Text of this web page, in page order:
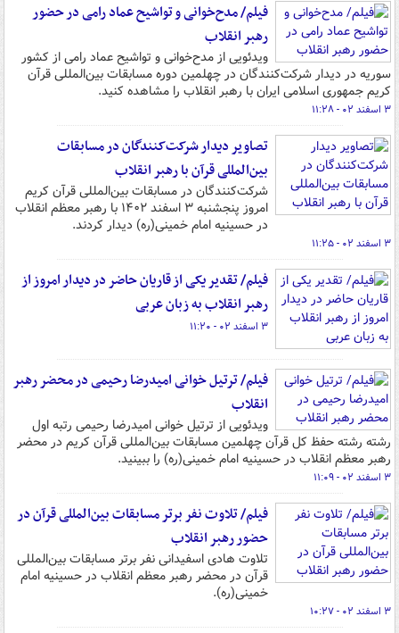
فیلم/ مدح‌خوانی و تواشیح عماد رامی در حضور
رهبر انقلاب
ویدئویی از مدح‌خوانی و تواشیح عماد رامی از کشور
سوریه در دیدار شرکت‌کنندگان در چهلمین دوره مسابقات بین‌المللی قرآن
کریم جمهوری اسلامی ایران با رهبر انقلاب را مشاهده کنید.
۳ اسفند ۰۲ - ۱۱:۲۸
تصاویر دیدار شرکت‌کنندگان در مسابقات
بین‌المللی قرآن با رهبر انقلاب
شرکت‌کنندگان در مسابقات بین‌المللی قرآن کریم
امروز پنجشنبه ۳ اسفند ۱۴۰۲ با رهبر معظم انقلاب
در حسینیه امام خمینی(ره) دیدار کردند.
۳ اسفند ۰۲ - ۱۱:۲۵
فیلم/ تقدیر یکی از قاریان حاضر در دیدار امروز از
رهبر انقلاب به زبان عربی
۳ اسفند ۰۲ - ۱۱:۲۰
فیلم/ ترتیل خوانی امیدرضا رحیمی در محضر رهبر
انقلاب
ویدئویی از ترتیل خوانی امیدرضا رحیمی رتبه اول
رشته رشته حفظ کل قرآن چهلمین مسابقات بین‌المللی قرآن کریم در محضر
رهبر معظم انقلاب در حسینیه امام خمینی(ره) را ببینید.
۳ اسفند ۰۲ - ۱۱:۰۹
فیلم/ تلاوت نفر برتر مسابقات بین‌المللی قرآن در
حضور رهبر انقلاب
تلاوت هادی اسفیدانی نفر برتر مسابقات بین‌المللی
قرآن در محضر رهبر معظم انقلاب در حسینیه امام
خمینی(ره).
۳ اسفند ۰۲ - ۱۰:۲۷